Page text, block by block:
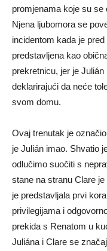
promjenama koje su se
Njena ljubomora se
incidentom kada je
predstavljena kao
prekretnicu, jer je
deklarirajući da neće
svom domu.
Ovaj trenutak je
je Julián imao. Shvatio
odlučimo suočiti s
stane na stranu Clare
je predstavljala prvi
privilegijama i
prekida s Renatom u
Juliána i Clare se